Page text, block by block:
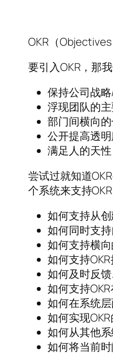
OKR（
要引入OKR，那
保持公司战
浮现团队的
部门间横向
公开提高透
满足人的天
尝试过就知道
个系统来支持
如何支持从
如何同时支
如何支持横
如何支持
如何及时反
如何支持
如何在系统
如何实现
如何从其他
如何将当前